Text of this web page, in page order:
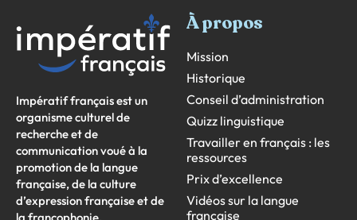
Impératif français est un
organisme culturel de
recherche et de
communication voué à la
promotion de la langue
française, de la culture
d’expression française et de
À propos
Mission
Historique
Conseil d’administration
Quizz linguistique
Travailler en français : les
ressources
Prix d’excellence
Vidéos sur la langue
française